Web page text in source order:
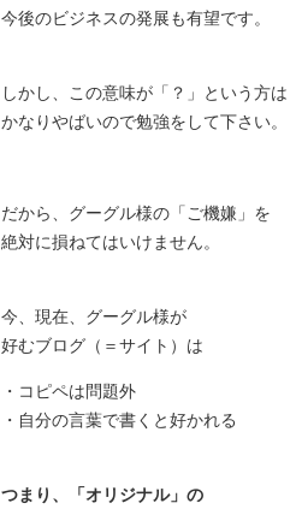
今後のビジネスの発展も有望です。
しかし、この意味が「？」という方は
かなりやばいので勉強をして下さい。
だから、グーグル様の「ご機嫌」を
絶対に損ねてはいけません。
今、現在、グーグル様が
好むブログ（＝サイト）は
・コピペは問題外
・自分の言葉で書くと好かれる
つまり、「オリジナル」の